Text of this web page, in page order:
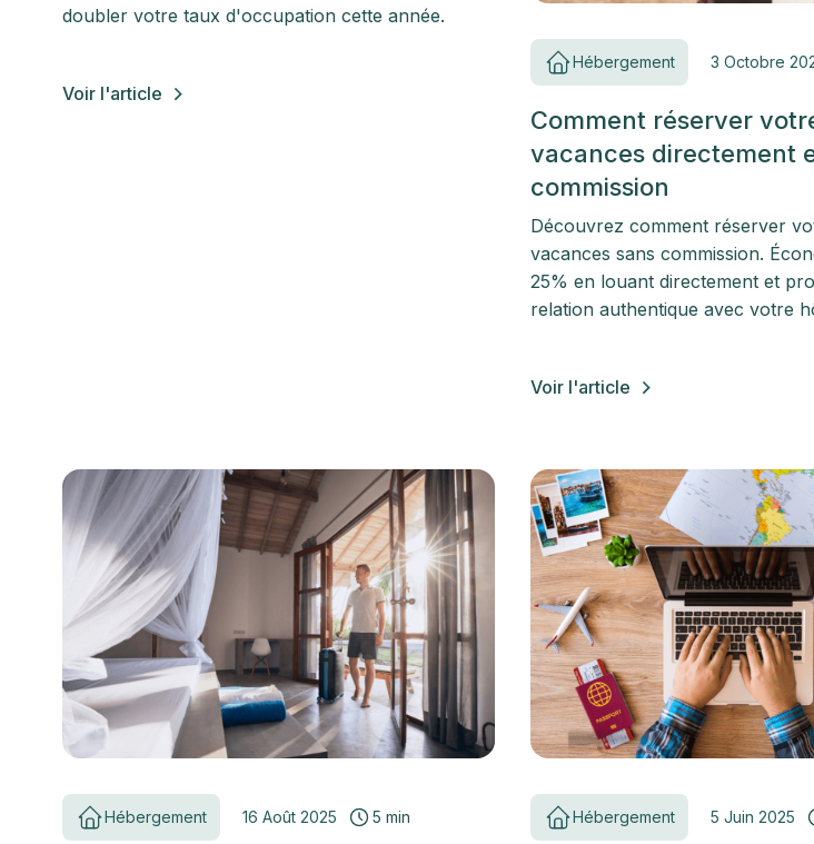
doubler votre taux d'occupation cette année.
Voir l'article
Hébergement 3 Octobre
Comment réserver
vacances directement
commission
Découvrez comment réserver
vacances sans commission.
25% en louant directement et
relation authentique avec votre
Voir l'article
Hébergement 16 Août 2025 5 min Hébergement 5 Juin 2025